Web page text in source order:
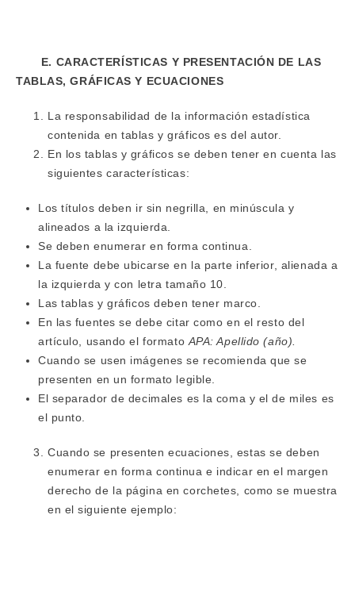
E. CARACTERÍSTICAS Y PRESENTACIÓN DE LAS
TABLAS, GRÁFICAS Y ECUACIONES
La responsabilidad de la información estadística
contenida en tablas y gráficos es del autor.
En los tablas y gráficos se deben tener en cuenta las
siguientes características:
Los títulos deben ir sin negrilla, en minúscula y
alineados a la izquierda.
Se deben enumerar en forma continua.
La fuente debe ubicarse en la parte inferior, alienada a
la izquierda y con letra tamaño 10.
Las tablas y gráficos deben tener marco.
En las fuentes se debe citar como en el resto del
artículo, usando el formatoAPA: Apellido (año).
Cuando se usen imágenes se recomienda que se
presenten en un formato legible.
El separador de decimales es la coma y el de miles es
el punto.
Cuando se presenten ecuaciones, estas se deben
enumerar en forma continua e indicar en el margen
derecho de la página en corchetes, como se muestra
en el siguiente ejemplo: